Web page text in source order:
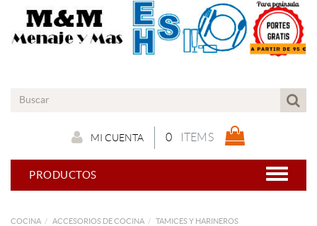
0 ITEMS
MI CUENTA
PRODUCTOS
COCINA ACCESORIOS DE COCINA
TAMICES Y HARINEROS